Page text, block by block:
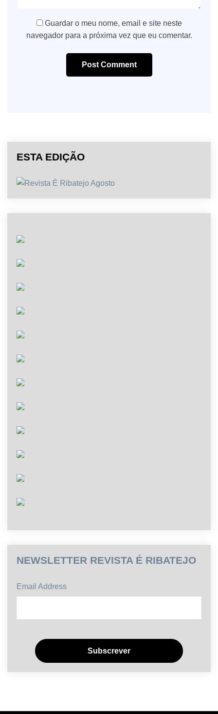
Guardar o meu nome, email e site neste
navegador para a próxima vez que eu comentar.
Post Comment
ESTA EDIÇÃO
NEWSLETTER REVISTA É RIBATEJO
Email Address